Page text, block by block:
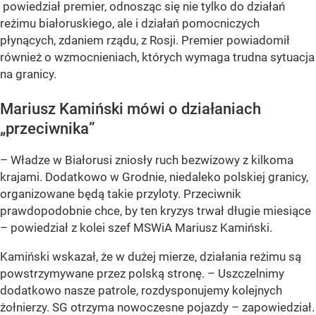
powiedział premier, odnosząc się nie tylko do działań
reżimu białoruskiego, ale i działań pomocniczych
płynących, zdaniem rządu, z Rosji. Premier powiadomił
również o wzmocnieniach, których wymaga trudna sytuacja
na granicy.
Mariusz Kamiński mówi o działaniach
„przeciwnika”
– Władze w Białorusi zniosły ruch bezwizowy z kilkoma
krajami. Dodatkowo w Grodnie, niedaleko polskiej granicy,
organizowane będą takie przyloty. Przeciwnik
prawdopodobnie chce, by ten kryzys trwał długie miesiące
– powiedział z kolei szef MSWiA Mariusz Kamiński.
Kamiński wskazał, że w dużej mierze, działania reżimu są
powstrzymywane przez polską stronę. – Uszczelnimy
dodatkowo nasze patrole, rozdysponujemy kolejnych
żołnierzy. SG otrzyma nowoczesne pojazdy – zapowiedział.